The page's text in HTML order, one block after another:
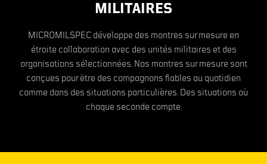
MILITAIRES
MICROMILSPEC développe des montres sur mesure en
étroite collaboration avec des unités militaires et des
organisations sélectionnées. Nos montres sur mesure sont
conçues pour être des compagnons fiables au quotidien
comme dans des situations particulières. Des situations où
chaque seconde compte.